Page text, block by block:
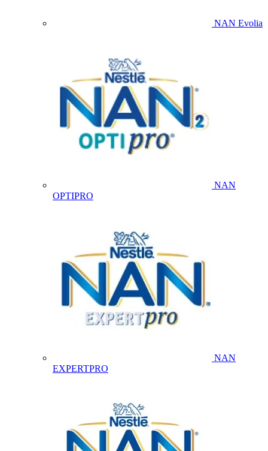
NAN Evolia
NAN
OPTIPRO
NAN
EXPERTPRO